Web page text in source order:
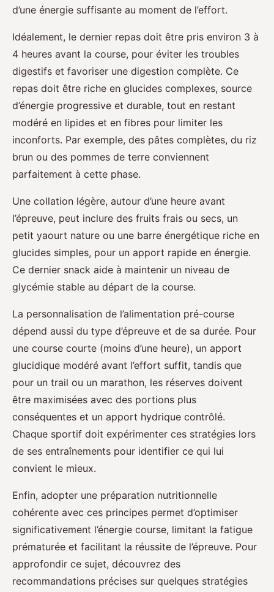
d’une énergie suffisante au moment de l’effort.
Idéalement, le dernier repas doit être pris environ 3 à
4 heures avant la course, pour éviter les troubles
digestifs et favoriser une digestion complète. Ce
repas doit être riche en glucides complexes, source
d’énergie progressive et durable, tout en restant
modéré en lipides et en fibres pour limiter les
inconforts. Par exemple, des pâtes complètes, du riz
brun ou des pommes de terre conviennent
parfaitement à cette phase.
Une collation légère, autour d’une heure avant
l’épreuve, peut inclure des fruits frais ou secs, un
petit yaourt nature ou une barre énergétique riche en
glucides simples, pour un apport rapide en énergie.
Ce dernier snack aide à maintenir un niveau de
glycémie stable au départ de la course.
La personnalisation de l’alimentation pré-course
dépend aussi du type d’épreuve et de sa durée. Pour
une course courte (moins d’une heure), un apport
glucidique modéré avant l’effort suffit, tandis que
pour un trail ou un marathon, les réserves doivent
être maximisées avec des portions plus
conséquentes et un apport hydrique contrôlé.
Chaque sportif doit expérimenter ces stratégies lors
de ses entraînements pour identifier ce qui lui
convient le mieux.
Enfin, adopter une préparation nutritionnelle
cohérente avec ces principes permet d’optimiser
significativement l’énergie course, limitant la fatigue
prématurée et facilitant la réussite de l’épreuve. Pour
approfondir ce sujet, découvrez des
recommandations précises sur quelques stratégies